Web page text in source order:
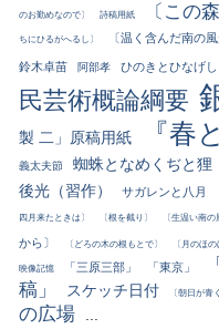
のお勤めなので〕 詩稿用紙 〔この
ちにひるがへるし〕 〔温く含んだ南の風
鈴木卓苗 阿部孝 ひのきとひなげし
民芸術概論綱要
製 二」原稿用紙
『春
義太夫節 蜘蛛となめくぢと狸
後光（習作）
サガレンと八月
四月来たときは〕 〔根を截り〕 〔生温い南の
から〕
〔どろの木の根もとで〕 〔月のほ
映像記憶 「三原三部」 「東京」
稿」
スケッチ日付 〔朝日が青
の広場
...